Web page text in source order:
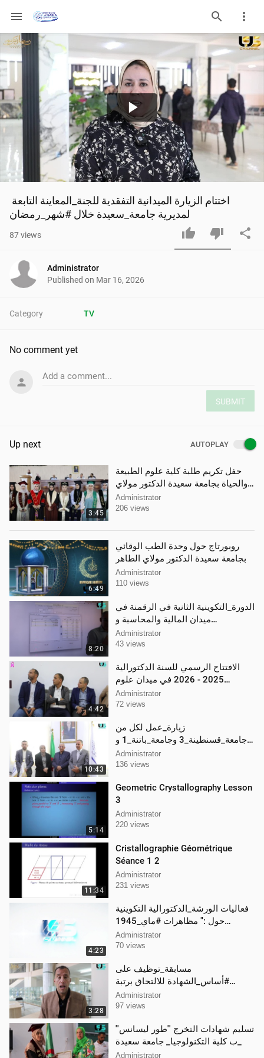
menu
Play
Video
لمديرية جامعة_سعيدة خلال #شهر_رمضان
87views
Administrator
Published on Mar 16, 2026
Category TV
No comment yet
Add a comment...
SUBMIT
Up next AUTOPLAY
3:45
حفل تكريم طلبة كلية علوم الطبيعة
والحياة بجامعة سعيدة الدكتور مولاي
الطاهر
Administrator
206 views
6:49
روبورتاج حول وحدة الطب الوقائي
بجامعة سعيدة الدكتور مولاي الطاهر
Administrator
110 views
8:20
الدورة_التكوينية الثانية في الرقمنة في
ميدان المالية والمحاسبة و
الجرد_الرقمي
Administrator
43 views
4:42
الافتتاح الرسمي للسنة الدكتورالية
2025 - 2026 في ميدان علوم
اجتماعية وانسانية _ شعبة : #التاريخ
Administrator
72 views
10:43
زيارة_عمل لكل من
جامعة_قسنطينة_3 وجامعة_باتنة_1 و
حاضنة_الأعمال_الرقمية الى جامعة
سعيدة
Administrator
136 views
5:14
Geometric Crystallography Lesson
3
Administrator
220 views
11:34
Cristallographie Géométrique
Séance 1 2
Administrator
231 views
4:23
فعاليات الورشة_الدكتورالية التكوينية
حول :" مظاهرات #ماي_1945
Administrator
70 views
3:28
مسابقة_توظيف على
#أساس_الشهادة للالتحاق برتبة
#استاذ_مساعد
Administrator
97 views
تسليم شهادات التخرج ''طور ليسانس''
Administrator